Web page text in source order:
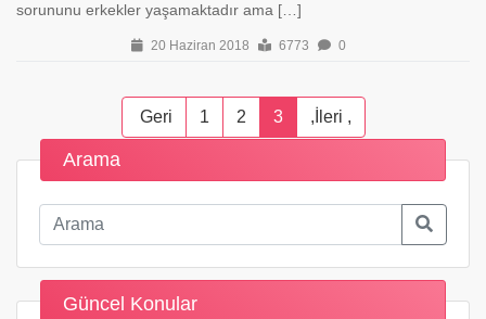
sorununu erkekler yaşamaktadır ama […]
20 Haziran 2018 6773 0
Geri 1 2 3 ,İleri ,
Arama
Güncel Konular